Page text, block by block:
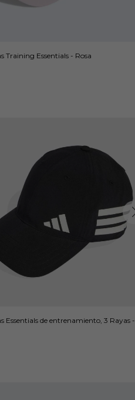
Training Essentials - Rosa
Essentials de entrenamiento, 3 Rayas -